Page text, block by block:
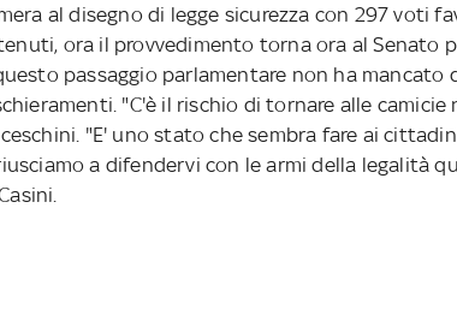
al disegno di legge sicurezza con 297 voti
ora il provvedimento torna ora al Senato
passaggio parlamentare non ha mancato
"C'è il rischio di tornare alle camicie
"E' uno stato che sembra fare ai
a difendervi con le armi della legalità